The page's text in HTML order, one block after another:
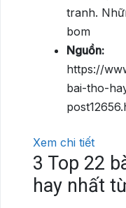
tranh.
bom
Nguồn:
https://
bai-tho-
Xem chi tiết
3 Top 22
hay nhất